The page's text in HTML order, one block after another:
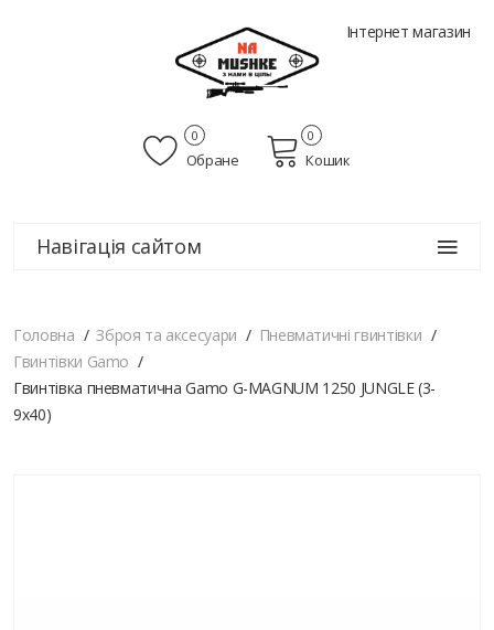
Інтернет магазин
Обране
0
Кошик
0
Навігація сайтом
Головна Зброя та аксесуари
Пневматичні гвинтівки
Гвинтівки Gamo
Гвинтівка пневматична Gamo G-MAGNUM 1250 JUNGLE (3-
9x40)